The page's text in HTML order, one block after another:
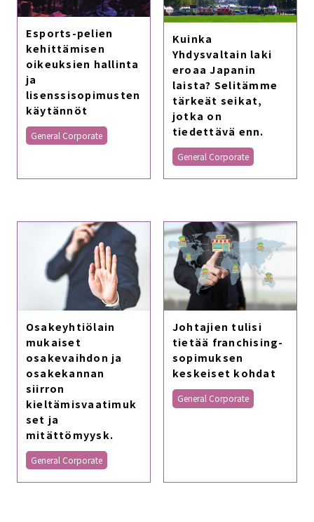
Esports-pelien
kehittämisen
oikeuksien hallinta
ja
lisenssisopimusten
käytännöt
General Corporate
Kuinka
Yhdysvaltain laki
eroaa Japanin
laista? Selitämme
tärkeät seikat,
jotka on
tiedettävä enn.
General Corporate
Osakeyhtiölain
mukaiset
osakevaihdon ja
osakekannan
siirron
kieltämisvaatimuk
set ja
mitättömyysk.
General Corporate
Johtajien tulisi
tietää franchising-
sopimuksen
keskeiset kohdat
General Corporate